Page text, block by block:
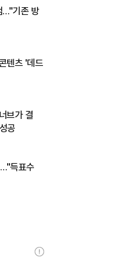
…"기존 방
텐츠 '데드
브가 결
공
득표수